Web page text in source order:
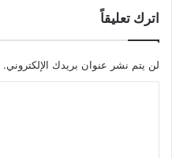
اترك تعليقاً
لن يتم نشر عنوان بريدك الإلكتروني.